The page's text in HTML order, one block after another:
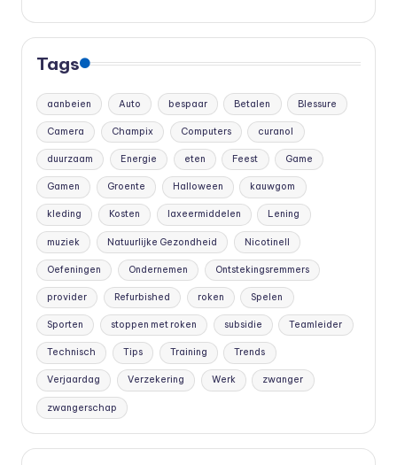
Tags
aanbeien Auto bespaar Betalen Blessure
Camera Champix Computers curanol
duurzaam Energie eten Feest Game
Gamen Groente Halloween kauwgom
kleding Kosten laxeermiddelen Lening
muziek Natuurlijke Gezondheid Nicotinell
Oefeningen Ondernemen Ontstekingsremmers
provider Refurbished roken Spelen
Sporten stoppen met roken subsidie Teamleider
Technisch Tips Training Trends
Verjaardag Verzekering Werk zwanger
zwangerschap